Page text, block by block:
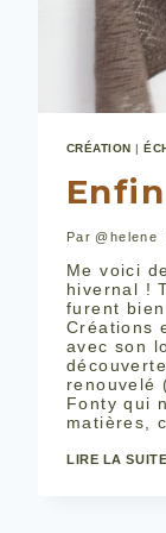
CRÉATION |
Par @helene
Me voici
hivernal !
furent
Créations
avec son
renouvelé
Fonty qui
matières,
LIRE LA SUITE